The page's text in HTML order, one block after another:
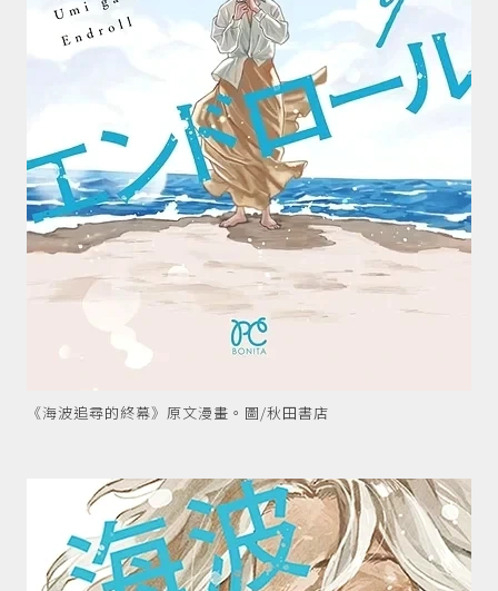
《海波追尋的終幕》原文漫畫。圖/秋田書店